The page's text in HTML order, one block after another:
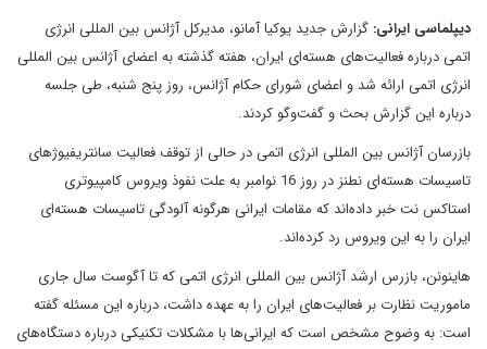
دیپلماسی ایرانی: گزارش جدید یوکیا آمانو، مدیرکل آژانس بین المللی انرژی
اتمی درباره فعالیت‌های هسته‌ای ایران، هفته گذشته به اعضای آژانس بین المللی
انرژی اتمی ارائه شد و اعضای شورای حکام آژانس، روز پنج شنبه، طی جلسه
درباره این گزارش بحث و گفت‌وگو کردند.
بازرسان آژانس بین المللی انرژی اتمی در حالی از توقف فعالیت سانتریفیوژهای
تاسیسات هسته‌ای نطنز در روز 16 نوامبر به علت نفوذ ویروس کامپیوتری
استاکس نت خبر داده‌اند که مقامات ایرانی هرگونه آلودگی تاسیسات هسته‌ای
ایران را به این ویروس رد کرده‌اند.
هاینونن، بازرس ارشد آژانس بین المللی انرژی اتمی که تا آگوست سال جاری
ماموریت نظارت بر فعالیت‌های ایران را به عهده داشت، درباره این مسئله گفته
است: به وضوح مشخص است که ایرانی‌ها با مشکلات تکنیکی درباره دستگاه‌های